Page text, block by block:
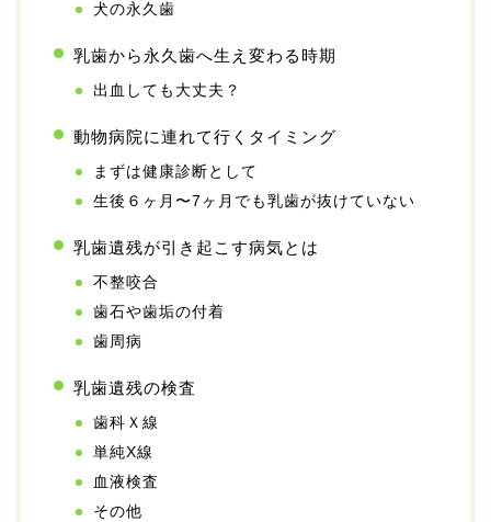
犬の永久歯
乳歯から永久歯へ生え変わる時期
出血しても大丈夫？
動物病院に連れて行くタイミング
まずは健康診断として
生後６ヶ月〜7ヶ月でも乳歯が抜けていない
乳歯遺残が引き起こす病気とは
不整咬合
歯石や歯垢の付着
歯周病
乳歯遺残の検査
歯科Ｘ線
単純X線
血液検査
その他